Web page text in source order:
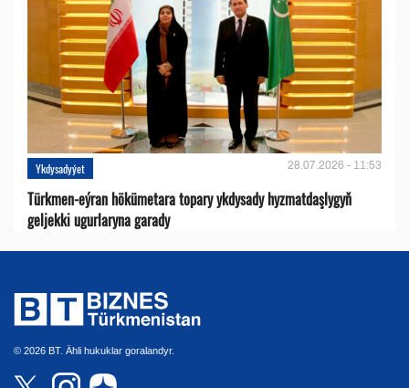
Ykdysadyýet 28.07.2026 - 11:53
Türkmen-eýran hökümetara topary ykdysady hyzmatdaşlygyň
geljekki ugurlaryna garady
© 2026 BT. Ähli hukuklar goralandyr.